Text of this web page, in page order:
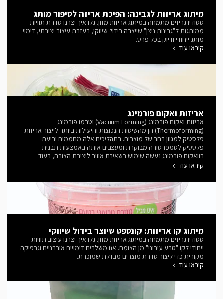
מיתוג אריזות לגבינה: הפיכת אריזה לסיפור מותג
סטודיו גריזים מתמחה במיתוג אריזות מזון. גלו איך יצרנו סדרת תוויות
ממותגות ל"גבינות ניצן" שייצרה בידול שיווקי, בעזרת עיצוב יצירתי, דימוי
מותג ייחודי ודיוק בכל פרט.
קיראו עוד
אריזות ואקום פורמינג
אריזות ואקום פורמינג (Vacuum Forming) וטרמו פורמינג
(Thermoforming) הן מהשיטות הנפוצות והיעילות ביותר לייצור אריזות
פלסטיק למגוון רחב של מוצרים. בתהליכים אלה מחממים יריעת
פלסטיק לטמפרטורה מבוקרת ומעצבים אותה באמצעות תבנית.
בוואקום פורמינג נעשה שימוש בשאיבת אוויר ליצירת הצורה, בעוד
שטרמו פורמינג הוא מונח רחב יותר הכולל מספר טכנולוגיות לעיצוב
משקל, חסכוניות ובעלות נראות גבוהה בנקודת המכירה, תוך התאמה
מלאה למבנה המוצר ולדרישות השיווק, ההגנה והשינוע. תכנון נכון של
אריזות מסוג זה משלב ידע בעיצוב תעשייתי, בחירת חומרים, הנדסת
מוצר ותהליכי ייצור, כדי להגיע לפתרון אסתטי, פונקציונלי וכלכלי.
סטודיו גריזים עוסק בתכנון ופיתוח אריזות ואקום פורמינג וטרמו פורמינג
קיראו עוד
מיתוג קו אריזות: קונספט שיוצר בידול שיווקי
סטודיו גריזים מתמחה במיתוג אריזות מזון. גלו איך יצרנו עיצוב תוויות
ייחודי לקו "טבע עירוני" מן הצומח. אנו משלבים דימויים אורבניים וגרפיקה
מקורית כדי ליצור סדרת מוצרים מבדלת שמוכרת.
קיראו עוד